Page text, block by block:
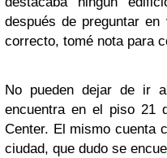
después de preguntar
correcto, tomé nota para
No pueden dejar de ir
encuentra en el piso 21
Center. El mismo cuenta
ciudad, que dudo se